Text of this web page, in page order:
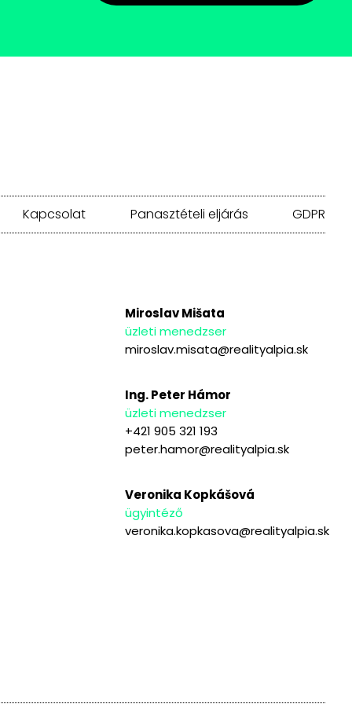
Kapcsolat Panasztételi eljárás GDPR
Miroslav Mišata
üzleti menedzser
miroslav.misata@realityalpia.sk
Ing. Peter Hámor
üzleti menedzser
+421 905 321 193
peter.hamor@realityalpia.sk
Veronika Kopkášová
ügyintéző
veronika.kopkasova@realityalpia.sk